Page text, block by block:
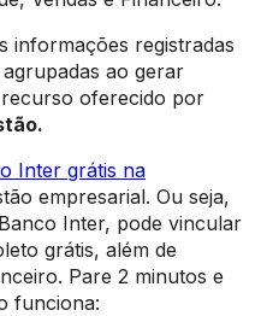
informações registradas
ao gerar
oferecido por
Inter grátis na
empresarial. Ou seja,
Inter, pode vincular
grátis, além de
Pare 2 minutos e
funciona: